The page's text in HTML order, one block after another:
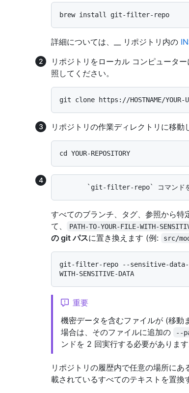
詳細については、__ リポジトリ内の
リポジトリをローカル コンピュータ
照してください。
リポジトリの作業ディレクトリに移動
すべてのブランチ、タグ、参照から特
て、
PATH-TO-YOUR-FILE-WITH-
の git パスに置き換えます (例: src/
git-filter-repo --sensitive-data-
重要
機密データを含むファイルが (移動
場合は、そのファイルに追加の
--
ンドを 2 回実行する必要があります
リポジトリの履歴内で任意の場所にあ
載されているすべてのテキストを置換